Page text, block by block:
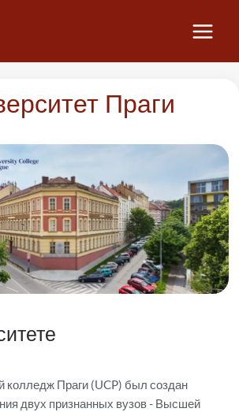
Праги
колледж Праги (UCP) был создан
двух признанных вузов - Высшей